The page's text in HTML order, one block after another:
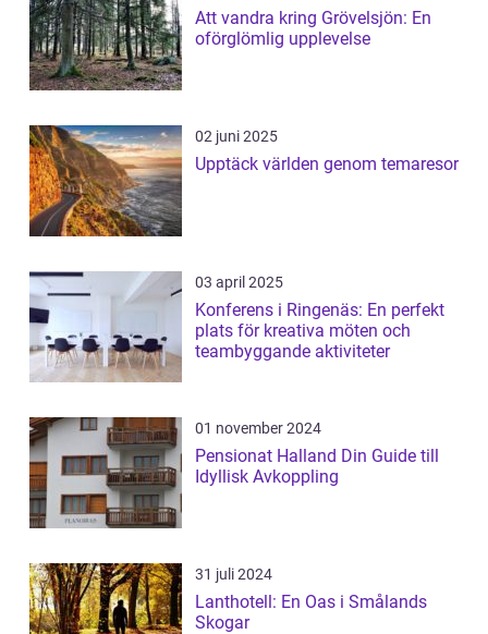
Att vandra kring Grövelsjön: En
oförglömlig upplevelse
02 juni 2025
Upptäck världen genom temaresor
03 april 2025
Konferens i Ringenäs: En perfekt
plats för kreativa möten och
teambyggande aktiviteter
01 november 2024
Pensionat Halland Din Guide till
Idyllisk Avkoppling
31 juli 2024
Lanthotell: En Oas i Smålands
Skogar